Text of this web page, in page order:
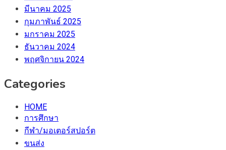
มีนาคม 2025
กุมภาพันธ์ 2025
มกราคม 2025
ธันวาคม 2024
พฤศจิกายน 2024
Categories
HOME
การศึกษา
กีฬา/มอเตอร์สปอร์ต
ขนส่ง